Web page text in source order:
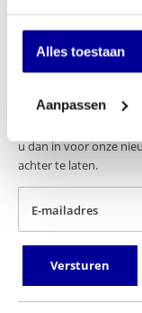
Alles toestaan
Aanpassen
Wilt u up-to-date
u dan in voor onze
achter te laten.
E-mailadres
Versturen